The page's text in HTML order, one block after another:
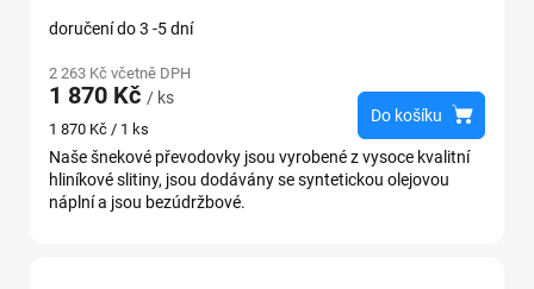
doručení do 3 -5 dní
2 263 Kč včetně DPH
1 870 Kč / ks
Měrná
cena:
1 870 Kč / 1 ks
Do košíku
Naše šnekové převodovky jsou vyrobené z vysoce kvalitní
hliníkové slitiny, jsou dodávány se syntetickou olejovou
náplní a jsou bezúdržbové.